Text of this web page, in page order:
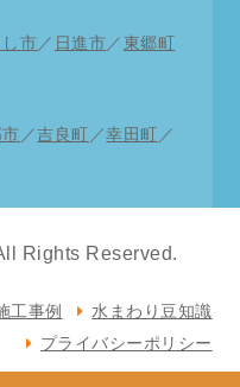
市 ／ 日進市 ／ 東郷町
／吉良町 ／幸田町
／
Rights Reserved.
工事例
水まわり豆知識
プライバシーポリシー